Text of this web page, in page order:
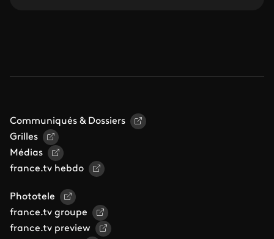
Communiqués & Dossiers
Grilles
Médias
france.tv hebdo
Phototele
france.tv groupe
france.tv preview